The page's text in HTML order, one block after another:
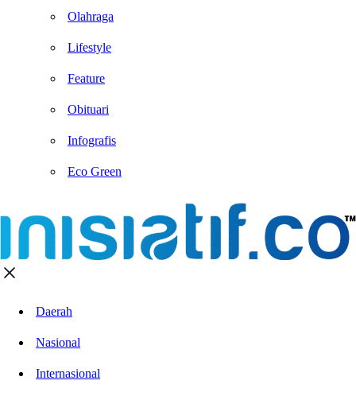
Olahraga
Lifestyle
Feature
Obituari
Infografis
Eco Green
Daerah
Nasional
Internasional